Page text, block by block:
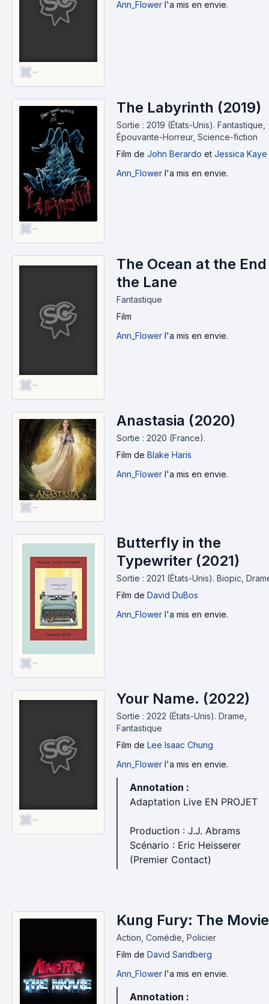
-
Ann_Flower l'a mis en envie.
-
The Labyrinth (2019)
Sortie : 2019 (États-Unis). Fantastique,
Épouvante-Horreur, Science-fiction
Film de John Berardo et Jessica Kaye
Ann_Flower l'a mis en envie.
-
The Ocean at the
the Lane
Fantastique
Film
Ann_Flower l'a mis en envie.
-
Anastasia (2020)
Sortie : 2020 (France).
Film de Blake Haris
Ann_Flower l'a mis en envie.
-
Butterfly in the
Typewriter (2021)
Sortie : 2021 (États-Unis). Biopic,
Film de David DuBos
Ann_Flower l'a mis en envie.
-
Your Name. (2022)
Sortie : 2022 (États-Unis). Drame,
Fantastique
Film de Lee Isaac Chung
Ann_Flower l'a mis en envie.
Annotation :
Adaptation Live EN PROJET
Production : J.J. Abrams
Scénario : Eric Heisserer
(Premier Contact)
Kung Fury: The Movie
Action, Comédie, Policier
Film de David Sandberg
Ann_Flower l'a mis en envie.
Annotation :